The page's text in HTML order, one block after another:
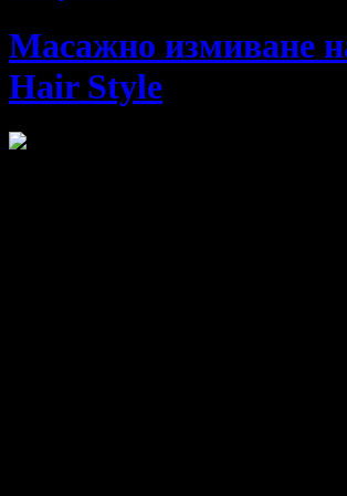
Масажно измиване
Hair Style